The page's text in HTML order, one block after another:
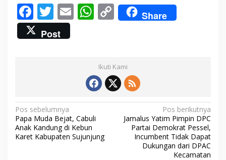
F
ac
e
k
T
w
itt
E W
s
A
p
p
C
o
y
Li
n
k
Share
Post
Ikuti Kami
N
a
v
Pos sebelumnya
Papa Muda Bejat, Cabuli
Anak Kandung di Kebun
Karet Kabupaten Sujunjung
Pos berikutnya
Jamalus Yatim Pimpin DPC
Partai Demokrat Pessel,
Incumbent Tidak Dapat
Dukungan dari DPAC
Kecamatan